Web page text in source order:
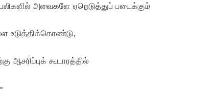
அவைகளே ஏறெடுத்துப் படைக்கும்
உடுத்திக்கொண்டு,
ஆசரிப்புக் கூடாரத்தில்